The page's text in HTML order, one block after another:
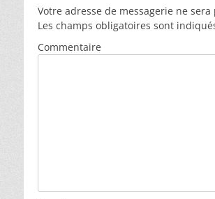
Votre adresse de messagerie ne
Les champs obligatoires sont
Commentaire